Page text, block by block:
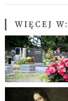
WIĘCEJ W: